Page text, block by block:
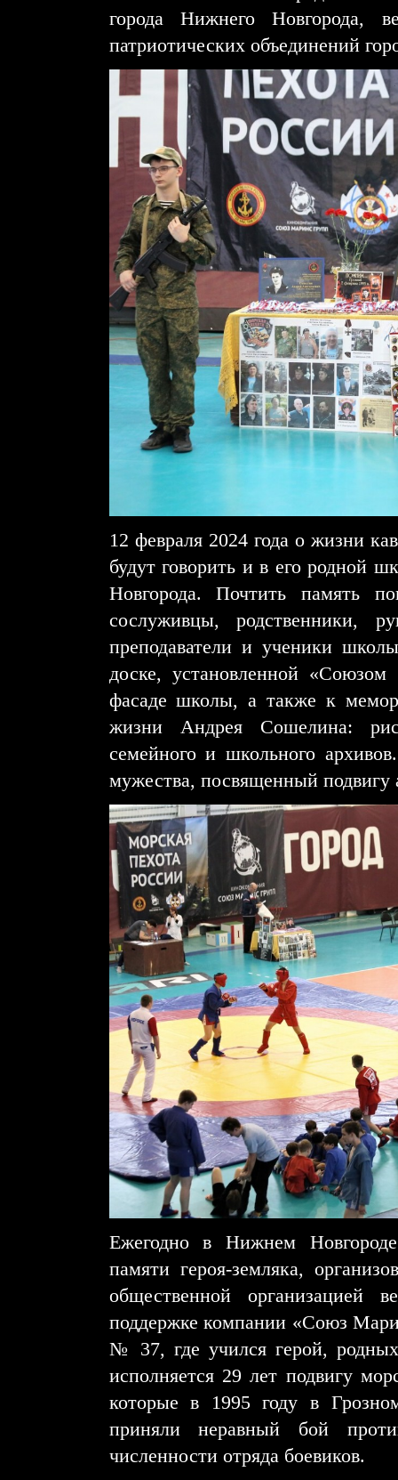
города Нижнего Новгорода,
патриотических объединений
12 февраля 2024 года о жизни
будут говорить и в его родной
Новгорода. Почтить память
сослуживцы, родственники,
преподаватели и ученики
доске, установленной
фасаде школы, а также к
жизни Андрея Сошелина:
семейного и школьного
мужества, посвященный подвигу
Ежегодно в Нижнем
памяти героя-земляка,
общественной организацией
поддержке компании «Союз
№ 37, где учился герой,
исполняется 29 лет подвигу
которые в 1995 году в
приняли неравный бой
численности отряда боевиков.